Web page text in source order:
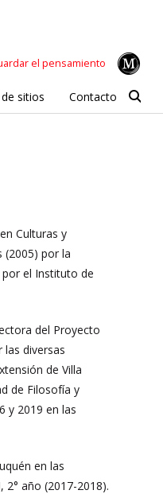
el pensamiento
sitios Contacto
Culturas y
(2005) por la
por el Instituto de
del Proyecto
diversas
de Villa
de Filosofía y
y 2019 en las
en las
año (2017-2018).